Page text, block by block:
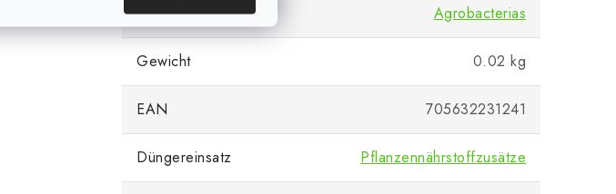
Kategorie Agrobacterias
Gewicht 0.02 kg
EAN 705632231241
Düngereinsatz Pflanzennährstoffzusätze